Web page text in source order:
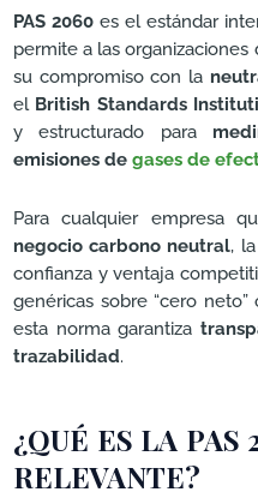
PAS 2060 es el estándar
permite a las
su compromiso con la
el British Standards
y estructurado para
emisiones de gases de
Para cualquier empresa
negocio carbono neutral,
confianza y ventaja
genéricas sobre “cero neto”
esta norma garantiza
trazabilidad.
¿QUÉ ES LA PAS
RELEVANTE?